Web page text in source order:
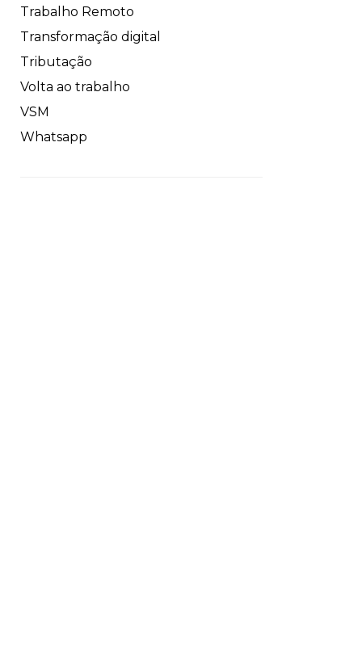
Trabalho Remoto
Transformação digital
Tributação
Volta ao trabalho
VSM
Whatsapp